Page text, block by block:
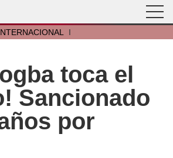
I
toca el
Sancionado
por